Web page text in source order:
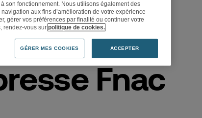
Fnac
son fonctionnement. Nous utilisons également des
aux fins d’amélioration de votre expérience
gérer vos préférences par finalité ou continuer votre
rendez-vous sur politique de cookies.
GÉRER MES COOKIES ACCEPTER